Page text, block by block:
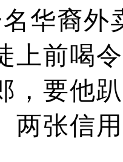
华裔外
上前喝
，要他
两张信